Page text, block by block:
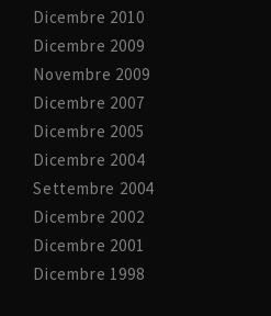
Dicembre 2010
Dicembre 2009
Novembre 2009
Dicembre 2007
Dicembre 2005
Dicembre 2004
Settembre 2004
Dicembre 2002
Dicembre 2001
Dicembre 1998